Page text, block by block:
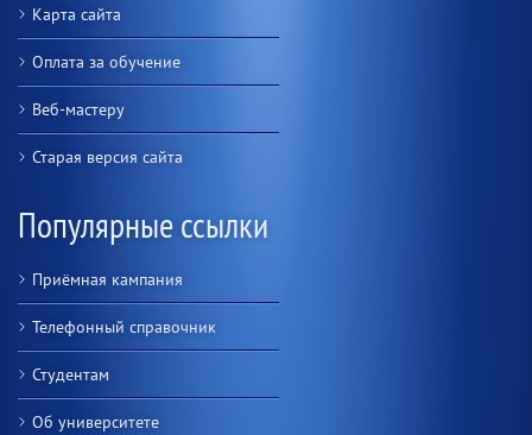
Карта сайта
Оплата за обучение
Веб-мастеру
Старая версия сайта
Популярные ссылки
Приёмная кампания
Телефонный справочник
Студентам
Об университете